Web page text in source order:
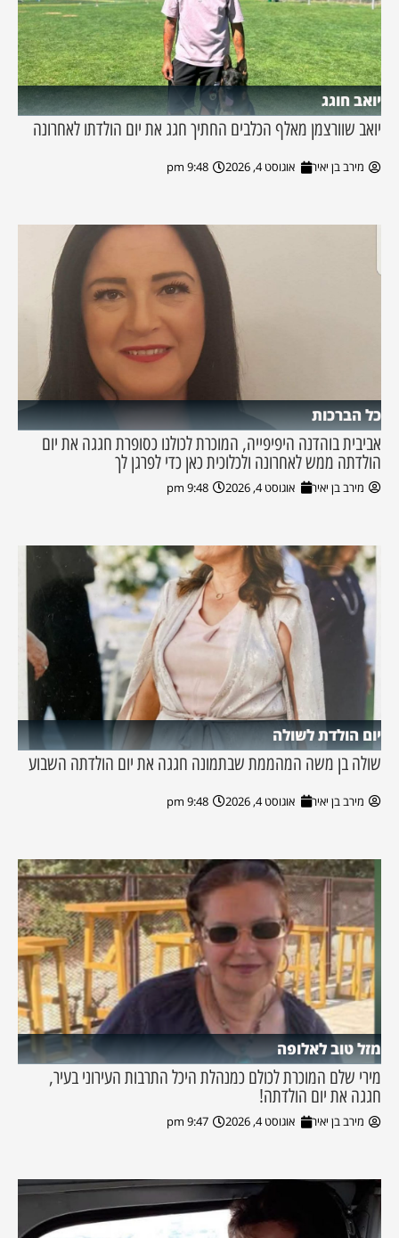
יואב חוגג
יואב שוורצמן מאלף הכלבים החתיך חגג את יום הולדתו לאחרונה
מירב בן יאיר אוגוסט 4, 2026 9:48 pm
כל הברכות
אביבית בוהדנה היפיפייה, המוכרת לכולנו כסופרת חגגה את יום
הולדתה ממש לאחרונה ולכלוכית כאן כדי לפרגן לך
מירב בן יאיר אוגוסט 4, 2026 9:48 pm
יום הולדת לשולה
שולה בן משה המהממת שבתמונה חגגה את יום הולדתה השבוע
מירב בן יאיר אוגוסט 4, 2026 9:48 pm
מזל טוב לאלופה
מירי שלם המוכרת לכולם כמנהלת היכל התרבות העירוני בעיר,
חגגה את יום הולדתה!
מירב בן יאיר אוגוסט 4, 2026 9:47 pm